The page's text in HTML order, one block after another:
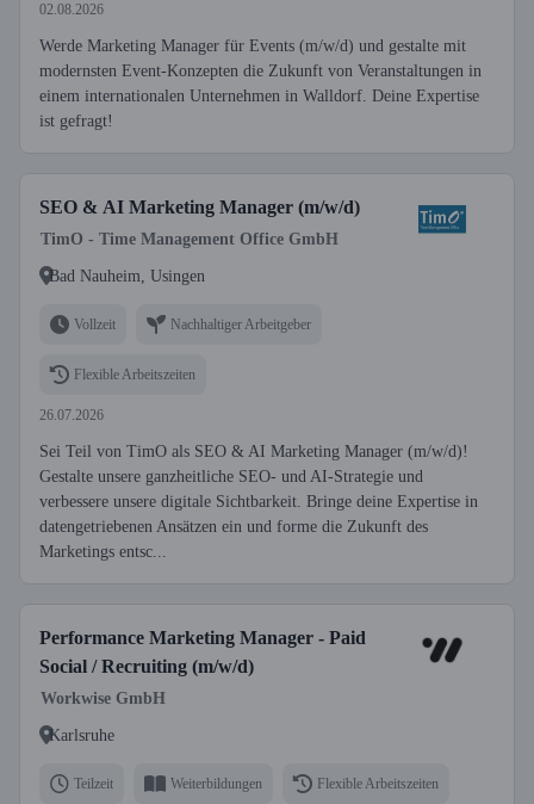
02.08.2026
Werde Marketing Manager für Events (m/w/d) und gestalte mit
modernsten Event-Konzepten die Zukunft von Veranstaltungen in
einem internationalen Unternehmen in Walldorf. Deine Expertise
ist gefragt!
SEO & AI Marketing Manager (m/w/d)
TimO - Time Management Office GmbH
Bad Nauheim, Usingen
Vollzeit Nachhaltiger Arbeitgeber
Flexible Arbeitszeiten
26.07.2026
Sei Teil von TimO als SEO & AI Marketing Manager (m/w/d)!
Gestalte unsere ganzheitliche SEO- und AI-Strategie und
verbessere unsere digitale Sichtbarkeit. Bringe deine Expertise in
datengetriebenen Ansätzen ein und forme die Zukunft des
Marketings entsc...
Performance Marketing Manager - Paid
Social / Recruiting (m/w/d)
Workwise GmbH
Karlsruhe
Teilzeit Weiterbildungen Flexible Arbeitszeiten